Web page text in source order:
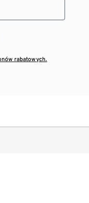
rabatowych.